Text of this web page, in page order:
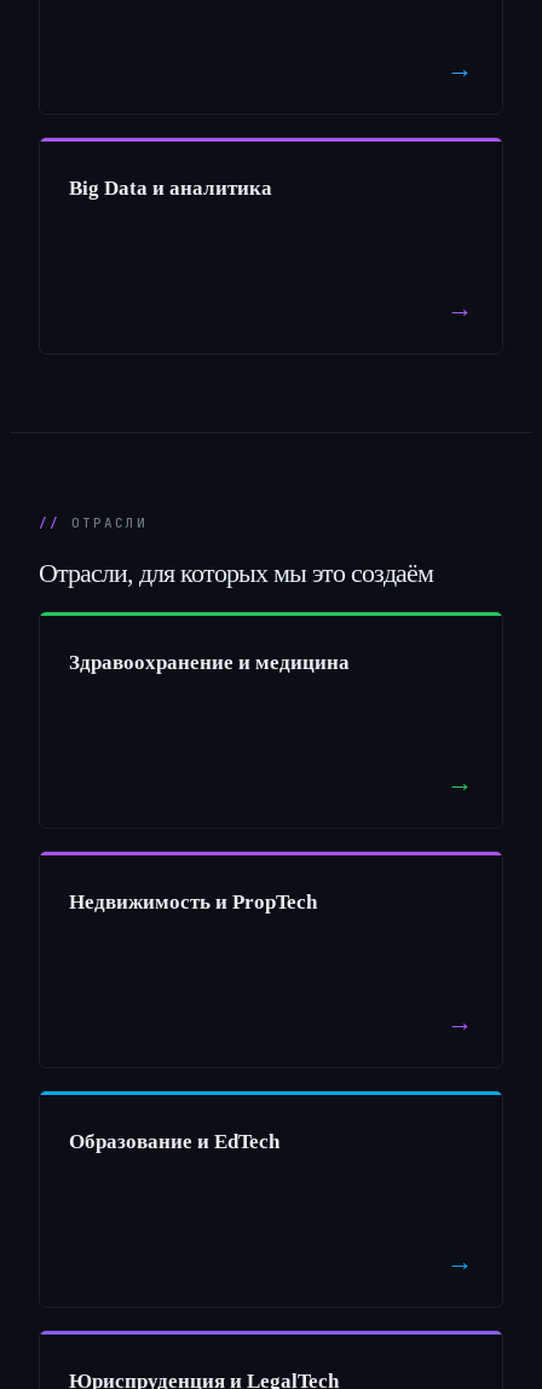
→
Big Data и аналитика
→
ОТРАСЛИ
Отрасли, для которых мы это создаём
Здравоохранение и медицина
→
Недвижимость и PropTech
→
Образование и EdTech
→
Юриспруденция и LegalTech